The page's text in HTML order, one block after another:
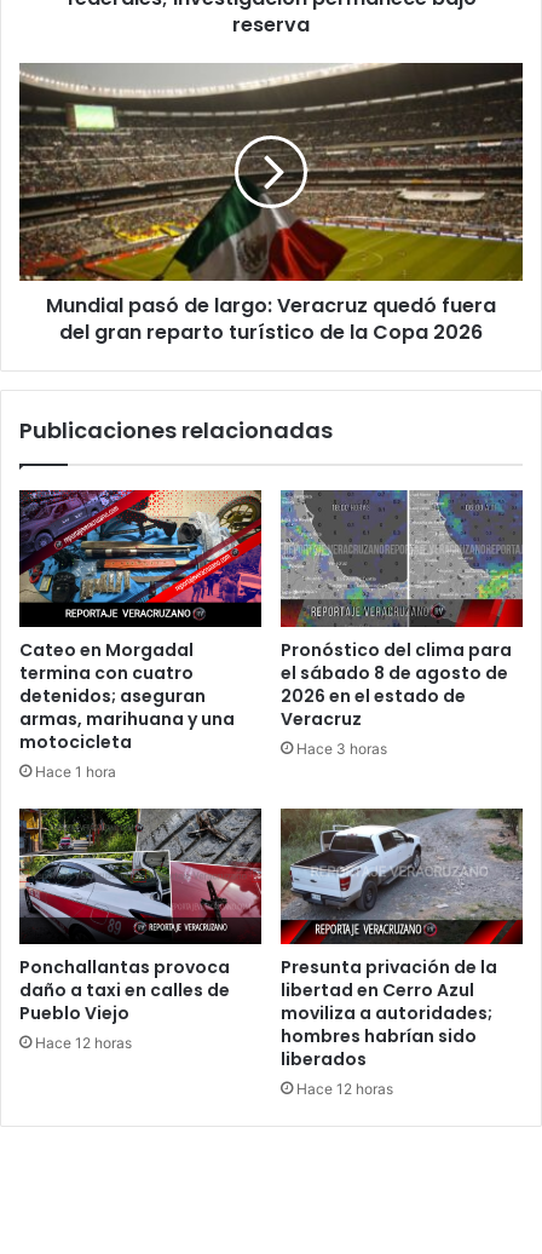
reserva
reserva
Mundial
de
largo:
Veracruz
quedó
fuera
del
gran
reparto
turístico
2026
Mundial pasó de largo: Veracruz quedó fuera
del gran reparto turístico de la Copa 2026
Publicaciones relacionadas
Cateo en Morgadal
termina con cuatro
detenidos; aseguran
armas, marihuana y una
motocicleta
Hace 1 hora
Pronóstico del clima para
el sábado 8 de agosto de
2026 en el estado de
Veracruz
Hace 3 horas
Ponchallantas provoca
daño a taxi en calles de
Pueblo Viejo
Hace 12 horas
Presunta privación de la
libertad en Cerro Azul
moviliza a autoridades;
hombres habrían sido
liberados
Hace 12 horas